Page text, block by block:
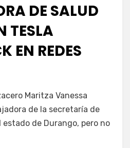
DE SALUD
TESLA
EN REDES
Maritza Vanessa
de la secretaría de
de Durango, pero no